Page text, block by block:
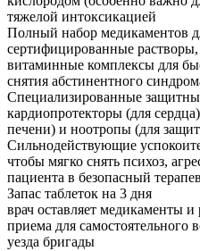
тяжелой интоксикацией
Полный набор медикаментов
сертифицированные
витаминные комплексы для
снятия абстинентного
Специализированные
кардиопротекторы (для
печени) и ноотропы (для
Сильнодействующие
чтобы мягко снять психоз,
пациента в безопасный
Запас таблеток на 3 дня
врач оставляет медикаменты
приема для самостоятельного
уезда бригады